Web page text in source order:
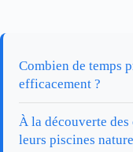
Combien de temps
efficacement ?
À la découverte des
leurs piscines